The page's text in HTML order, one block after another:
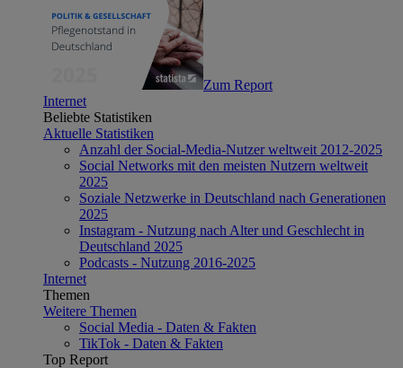
Zum Report
Internet
Beliebte Statistiken
Aktuelle Statistiken
Anzahl der Social-Media-Nutzer weltweit 2012-2025
Social Networks mit den meisten Nutzern weltweit
2025
Soziale Netzwerke in Deutschland nach Generationen
2025
Instagram - Nutzung nach Alter und Geschlecht in
Deutschland 2025
Podcasts - Nutzung 2016-2025
Internet
Themen
Weitere Themen
Social Media - Daten & Fakten
TikTok - Daten & Fakten
Top Report